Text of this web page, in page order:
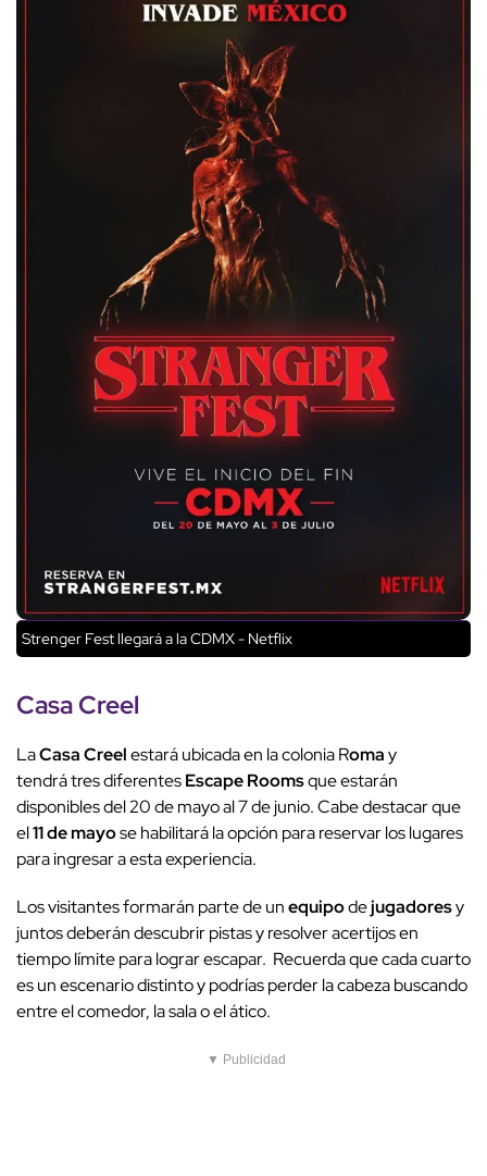
Strenger Fest llegará a la CDMX - Netflix
Casa Creel
LaCasa Creelestará ubicada en la colonia Romay
tendrá tres diferentesEscape Roomsqueestarán
disponibles del 20 de mayo al 7 de junio.Cabe destacar que
el11 de mayose habilitará la opción para reservar los lugares
para ingresar a esta experiencia.
Los visitantes formarán parte de unequipodejugadoresy
juntos deberán descubrir pistas y resolver acertijos en
tiempo límite para lograr escapar. Recuerda que cada cuarto
es un escenario distinto y podrías perder la cabeza buscando
entre el comedor, la sala o el ático.
▼ Publicidad